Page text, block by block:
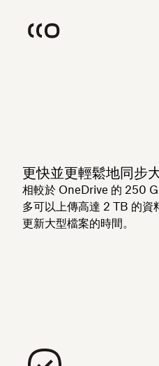
更快並更輕鬆地同步
相較於 OneDrive 的 250
多可以上傳高達 2 TB 的資
更新大型檔案的時間。